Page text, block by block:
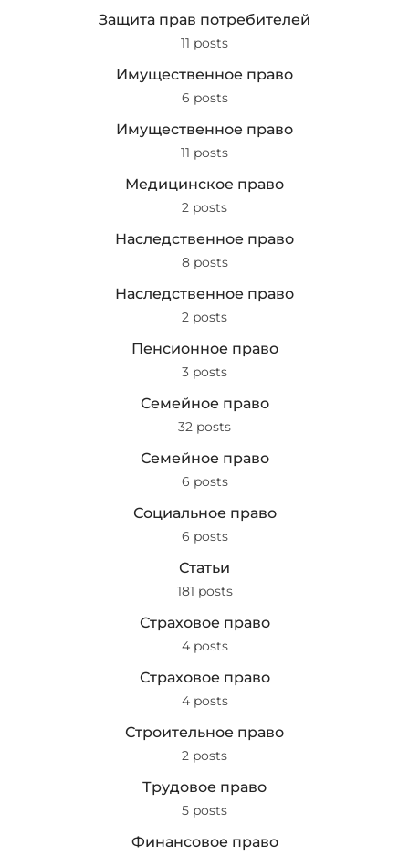
Защита прав потребителей
11 posts
Имущественное право
6 posts
Имущественное право
11 posts
Медицинское право
2 posts
Наследственное право
8 posts
Наследственное право
2 posts
Пенсионное право
3 posts
Семейное право
32 posts
Семейное право
6 posts
Социальное право
6 posts
Статьи
181 posts
Страховое право
4 posts
Страховое право
4 posts
Строительное право
2 posts
Трудовое право
5 posts
Финансовое право